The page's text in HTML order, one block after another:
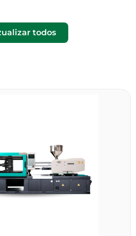
todos